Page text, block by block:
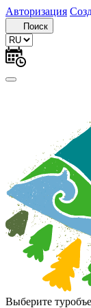
Авторизация
Поиск
Выберите